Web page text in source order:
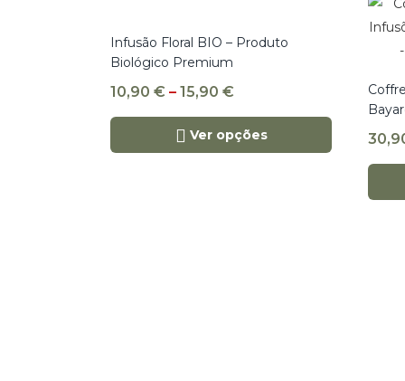
Infusão Floral BIO – Produto
Biológico Premium
10,90 € – 15,90 €
Ver opções